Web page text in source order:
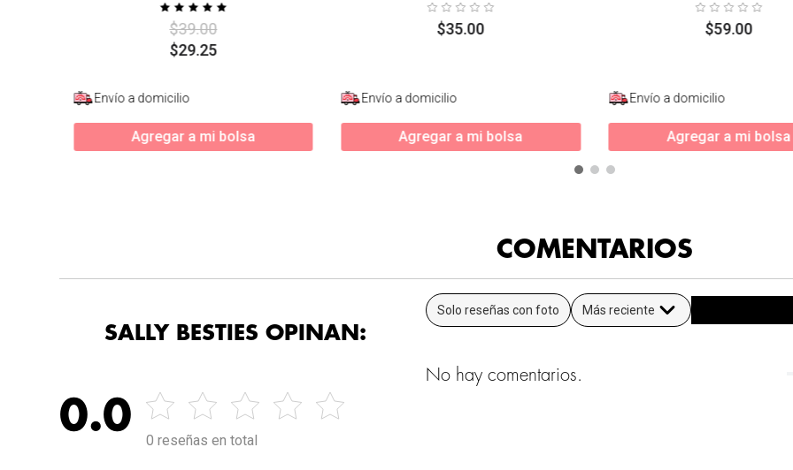
$39.00
$29.25
Envío a domicilio
Agregar a mi bolsa
$35.00
Envío a domicilio
Agregar a mi bolsa
$59.00
Envío a domicilio
Agregar a mi bolsa
COMENTARIOS
SALLY BESTIES OPINAN:
0.0
0 reseñas en total
Solo reseñas con foto Más reciente
No hay comentarios.